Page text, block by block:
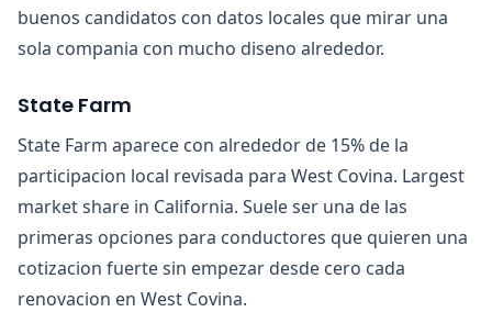
buenos candidatos con datos locales que mirar una
sola compania con mucho diseno alrededor.
State Farm
State Farm aparece con alrededor de 15% de la
participacion local revisada para West Covina. Largest
market share in California. Suele ser una de las
primeras opciones para conductores que quieren una
cotizacion fuerte sin empezar desde cero cada
renovacion en West Covina.